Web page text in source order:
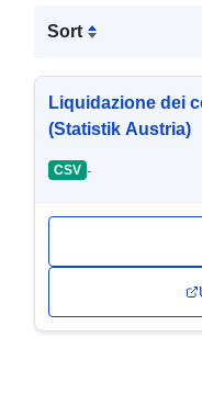
Sort
Liquidazione dei
(Statistik Austria)
CSV -